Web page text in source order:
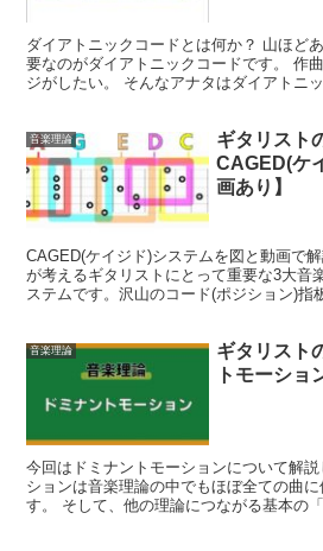
ダイアトニックコードとは何か？ 山ほど
要なのがダイアトニックコードです。 作
ジがしたい。 そんなアナタはダイアトニ
音楽理論
ギタリスト
CAGED(ケ
画あり】
CAGED(ケイジド)システムを図と動画で
が考えるギタリストにとって重要な3大音
ステムです。沢山のコード(ポジション)指
音楽理論
ギタリスト
トモーショ
今回はドミナントモーションについて解
ションは音楽理論の中でもほぼ全ての曲
す。 そして、他の理論につながる基本の